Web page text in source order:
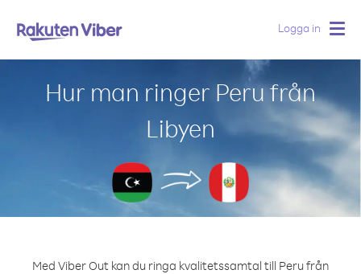
Logga in
Hur man ringer Peru från
Libyen
Med Viber Out kan du ringa kvalitetssamtal till Peru från